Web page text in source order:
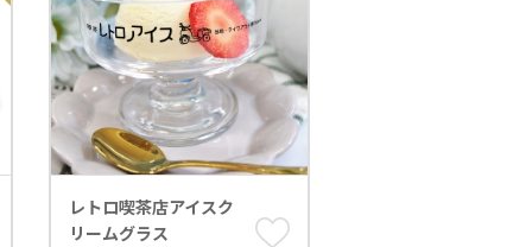
レトロ喫茶店アイスク
リームグラス